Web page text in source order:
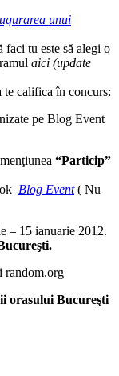
unui
tu este să alegi o
aici (update
te califica în concurs:
pe Blog Event
“Particip”
Blog Event( Nu
– 15 ianuarie 2012.
random.org
orasului Bucureşti